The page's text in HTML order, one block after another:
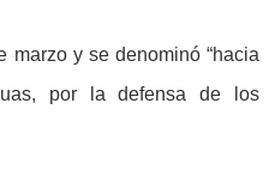
marzo y se denominó “hacia
por la defensa de los